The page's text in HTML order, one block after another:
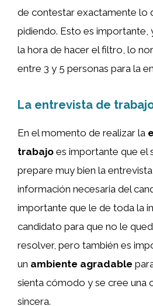
de contestar exactamente lo
pidiendo. Esto es importante,
la hora de hacer el filtro, lo
entre 3 y 5 personas para la
La entrevista de
En el momento de realizar la
trabajo es importante que el
prepare muy bien la
información necesaria del
importante que le de toda la
candidato para que no le
resolver, pero también es
un ambiente agradable
sienta cómodo y se cree una
sincera.